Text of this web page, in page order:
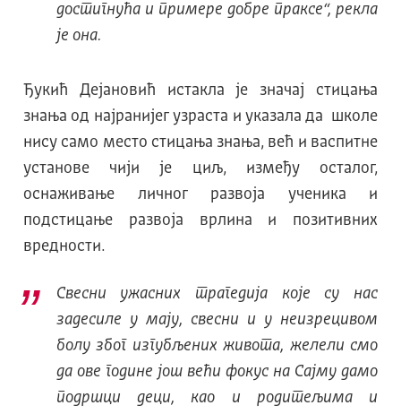
достигнућа и примере добре праксе“, рекла
је она.
Ђукић Дејановић истакла је значај стицања
знања од најранијег узраста и указала да школе
нису само место стицања знања, већ и васпитне
установе чији је циљ, између осталог,
оснаживање личног развоја ученика и
подстицање развоја врлина и позитивних
вредности.
Свесни ужасних трагедија које су нас
задесиле у мају, свесни и у неизрецивом
болу због изгубљених живота, желели смо
да ове године још већи фокус на Сајму дамо
подршци деци, као и родитељима и